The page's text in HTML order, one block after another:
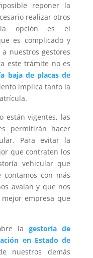
reponer la
realizar otros
la opción es el
es complicado y
nuestros gestores
este trámite no es
baja de placas de
implica tanto la
están vigentes, las
permitirán hacer
Para evitar la
que contraten los
vehicular que
contamos con más
avalan y que nos
empresa que
la gestoría de
en Estado de
nuestros demás